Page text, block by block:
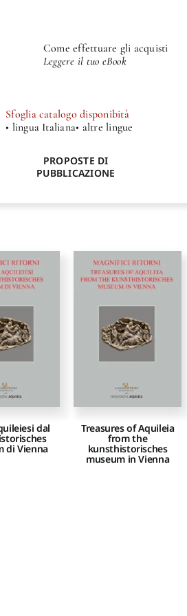
Come effettuare gli acquisti
Leggere il tuo eBook
Sfoglia catalogo disponibità
• lingua Italiana• altre lingue
PROPOSTE DI
PUBBLICAZIONE
dal
di Vienna
Treasures of Aquileia
from the
kunsthistorisches
museum in Vienna